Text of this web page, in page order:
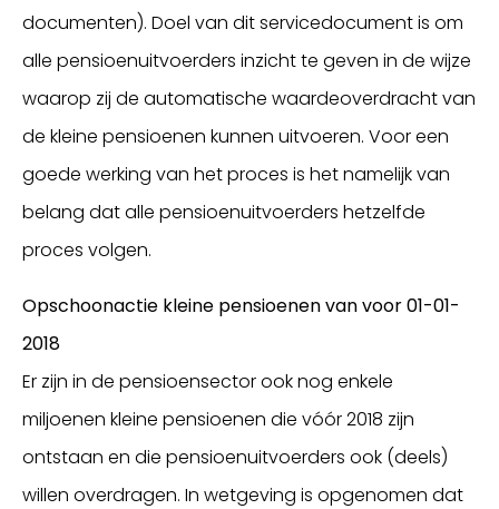
documenten). Doel van dit servicedocument is om
alle pensioenuitvoerders inzicht te geven in de wijze
waarop zij de automatische waardeoverdracht van
de kleine pensioenen kunnen uitvoeren. Voor een
goede werking van het proces is het namelijk van
belang dat alle pensioenuitvoerders hetzelfde
proces volgen.
Opschoonactie kleine pensioenen van voor 01-01-
2018
Er zijn in de pensioensector ook nog enkele
miljoenen kleine pensioenen die vóór 2018 zijn
ontstaan en die pensioenuitvoerders ook (deels)
willen overdragen. In wetgeving is opgenomen dat